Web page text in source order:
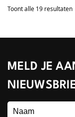
Toont alle 19 resultaten
MELD JE